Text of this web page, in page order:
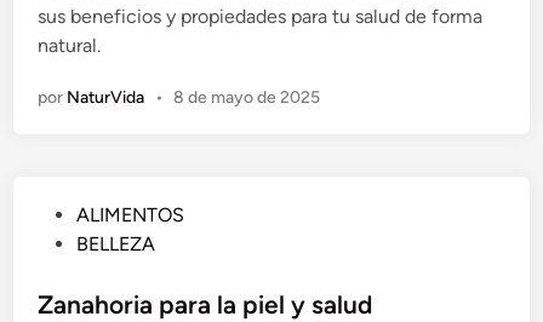
d
o
n
sus beneficios y propiedades para tu salud de forma
natural.
por NaturVida • 8 de mayo de 2025
l
ALIMENTOS
BELLEZA
Zanahoria para la piel y salud